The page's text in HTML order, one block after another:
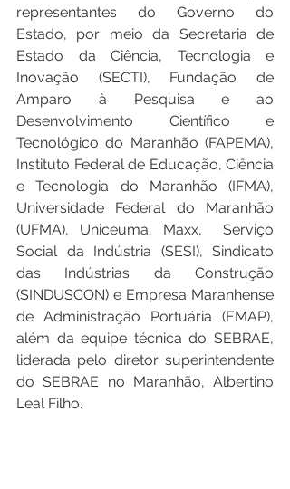
representantes do Governo do
Estado, por meio da Secretaria de
Estado da Ciência, Tecnologia e
Inovação (SECTI), Fundação de
Amparo à Pesquisa e ao
Desenvolvimento Científico e
Tecnológico do Maranhão (FAPEMA),
Instituto Federal de Educação, Ciência
e Tecnologia do Maranhão (IFMA),
Universidade Federal do Maranhão
(UFMA), Uniceuma, Maxx,  Serviço
Social da Indústria (SESI), Sindicato
das Indústrias da Construção
(SINDUSCON) e Empresa Maranhense
de Administração Portuária (EMAP),
além da equipe técnica do SEBRAE,
liderada pelo diretor superintendente
do SEBRAE no Maranhão, Albertino
Leal Filho.